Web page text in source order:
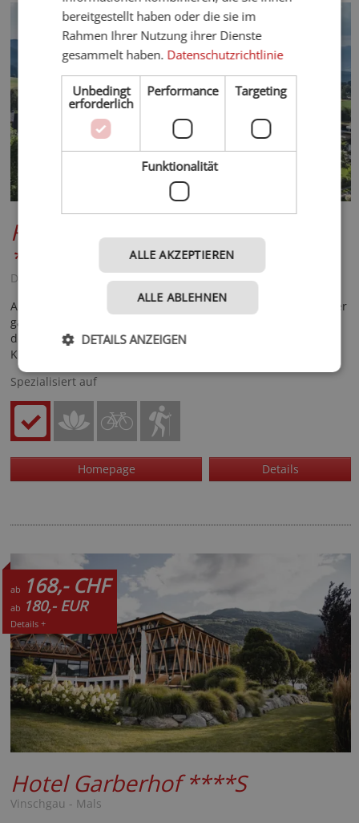
Falkensteiner Hotel Kronplatz
*****
Dolomiten - Reischach
Aktivurlaub am Kronplatz, alleine, in Zweisamkeit oder mit der
ganzen Familie in Pistennähe, maßgeschneiderte Touren in
den Dolomiten, Acquapura Summit SPA & gesunde Slow Food
Kulinarik!
Spezialisiert auf
Homepage Details
ab 168,- CHF
ab 180,- EUR
Details +
Hotel Garberhof****S
Vinschgau - Mals
bereitgestellt haben oder die sie im
Rahmen Ihrer Nutzung ihrer Dienste
gesammelt haben. Datenschutzrichtlinie
Unbedingt
erforderlich
Performance Targeting
Funktionalität
ALLE AKZEPTIEREN
ALLE ABLEHNEN
DETAILS ANZEIGEN